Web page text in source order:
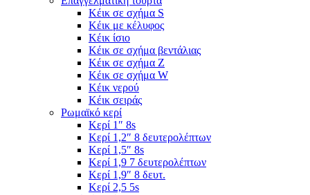
Κέικ σε σχήμα S
Κέικ με κέλυφος
Κέικ ίσιο
Κέικ σε σχήμα βεντάλιας
Κέικ σε σχήμα Ζ
Κέικ σε σχήμα W
Κέικ νερού
Κέικ σειράς
Ρωμαϊκό κερί
Κερί 1″ 8s
Κερί 1,2″ 8 δευτερολέπτων
Κερί 1,5″ 8s
Κερί 1,9 7 δευτερολέπτων
Κερί 1,9″ 8 δευτ.
Κερί 2,5 5s